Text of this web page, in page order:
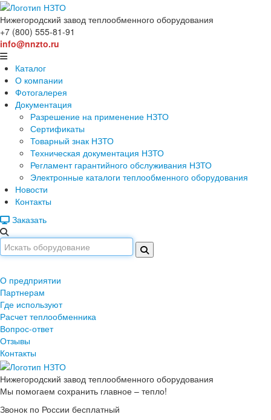
Нижегородский завод теплообменного оборудования
+7 (800) 555-81-91
info@nnzto.ru
Каталог
О компании
Фотогалерея
Документация
Разрешение на применение НЗТО
Сертификаты
Товарный знак НЗТО
Техническая документация НЗТО
Регламент гарантийного обслуживания НЗТО
Электронные каталоги теплообменного оборудования
Новости
Контакты
Заказать
О предприятии
Партнерам
Где используют
Расчет теплообменника
Вопрос-ответ
Отзывы
Контакты
Нижегородский завод теплообменного оборудования
Мы помогаем сохранить главное – тепло!
Звонок по России бесплатный